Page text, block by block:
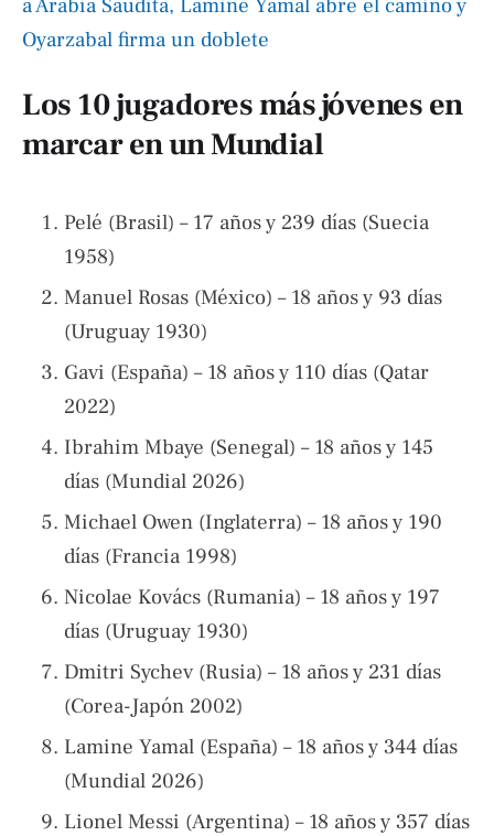
Oyarzabal firma un doblete
Los 10 jugadores más jóvenes en
marcar en un Mundial
Pelé (Brasil) – 17 años y 239 días (Suecia
1958)
Manuel Rosas (México) – 18 años y 93 días
(Uruguay 1930)
Gavi (España) – 18 años y 110 días (Qatar
2022)
Ibrahim Mbaye (Senegal) – 18 años y 145
días (Mundial 2026)
Michael Owen (Inglaterra) – 18 años y 190
días (Francia 1998)
Nicolae Kovács (Rumania) – 18 años y 197
días (Uruguay 1930)
Dmitri Sychev (Rusia) – 18 años y 231 días
(Corea-Japón 2002)
Lamine Yamal (España) – 18 años y 344 días
(Mundial 2026)
Lionel Messi (Argentina) – 18 años y 357 días